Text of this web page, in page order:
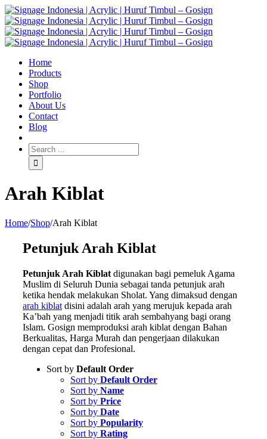
Home
Products
Shop
Portfolio
About Us
Contact
Blog
Arah Kiblat
Home/Shop/Arah Kiblat
Petunjuk Arah Kiblat
Petunjuk Arah Kiblat digunakan bagi pemeluk Agama
Muslim di Seluruh Dunia sebagai tanda petunjuk arah
ketika hendak melakukan Sholat. Yang dimaksud dengan
arah kiblat disini adalah arah yang merujuk kepada arah
Ka’bah yang menjadi titik arah sembahyang bagi orang
Islam. Gosign memproduksi arah kiblat dengan Bahan
Berkualitas, Harga Murah dan pengerjaan dilakukan
dengan cepat dan Profesional.
Sort by Default Order
Sort by Default Order
Sort by Name
Sort by Price
Sort by Date
Sort by Popularity
Sort by Rating